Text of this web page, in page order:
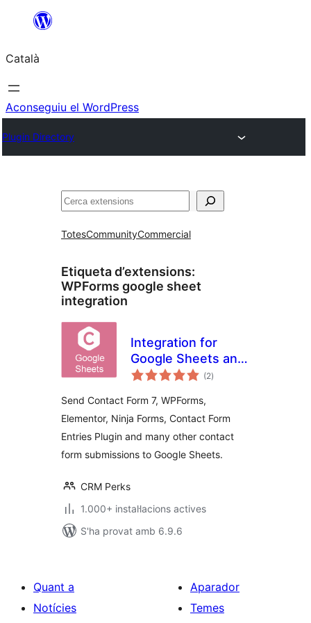
contingut
Català
Aconseguiu el WordPress
Plugin Directory
Cerca
TotesCommunityCommercial
Etiqueta d’extensions:
WPForms google sheet
integration
Integration for
Google Sheets and
Contact Form 7,
Elementor, Ninja
Forms
(2puntuacions
totals
)
Send Contact Form 7, WPForms,
Elementor, Ninja Forms, Contact Form
Entries Plugin and many other contact
form submissions to Google Sheets.
CRM Perks
1.000+ instal·lacions actives
S'ha provat amb 6.9.6
Quant a
Notícies
Aparador
Temes